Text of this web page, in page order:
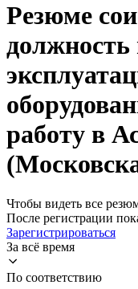
Резюме
должность
работу в
Чтобы видеть все
После регистрации
Зарегистрироваться
За всё время
По соответствию